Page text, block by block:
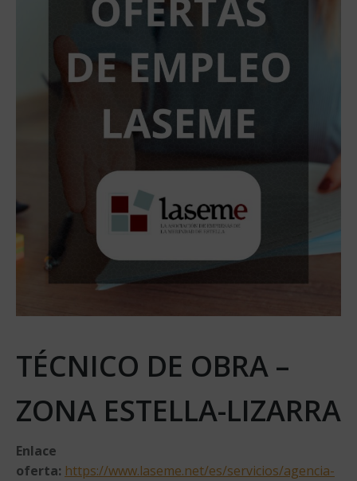
TÉCNICO DE OBRA –
ZONA ESTELLA-LIZARRA
Enlace
oferta: https://www.laseme.net/es/servicios/agencia-